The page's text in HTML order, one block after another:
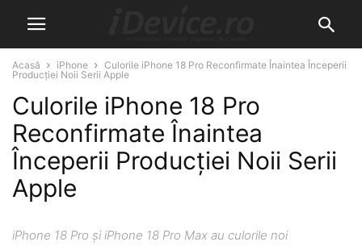
Acasă iPhone
Culorile iPhone 18 Pro Reconfirmate Înaintea Începerii
Producției Noii Serii Apple
Culorile iPhone 18 Pro
Reconfirmate Înaintea
Începerii Producției Noii Serii
Apple
iPhone 18 Pro și iPhone 18 Pro Max au culorile noi